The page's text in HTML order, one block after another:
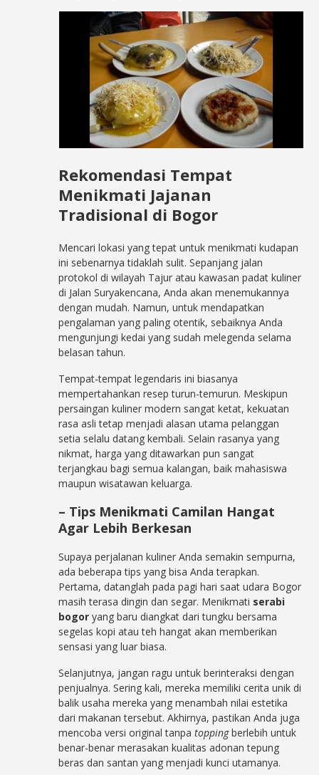
Rekomendasi Tempat
Menikmati Jajanan
Tradisional di Bogor
Mencari lokasi yang tepat untuk menikmati kudapan
ini sebenarnya tidaklah sulit. Sepanjang jalan
protokol di wilayah Tajur atau kawasan padat kuliner
di Jalan Suryakencana, Anda akan menemukannya
dengan mudah. Namun, untuk mendapatkan
pengalaman yang paling otentik, sebaiknya Anda
mengunjungi kedai yang sudah melegenda selama
belasan tahun.
Tempat-tempat legendaris ini biasanya
mempertahankan resep turun-temurun. Meskipun
persaingan kuliner modern sangat ketat, kekuatan
rasa asli tetap menjadi alasan utama pelanggan
setia selalu datang kembali. Selain rasanya yang
nikmat, harga yang ditawarkan pun sangat
terjangkau bagi semua kalangan, baik mahasiswa
maupun wisatawan keluarga.
– Tips Menikmati Camilan Hangat
Agar Lebih Berkesan
Supaya perjalanan kuliner Anda semakin sempurna,
ada beberapa tips yang bisa Anda terapkan.
Pertama, datanglah pada pagi hari saat udara Bogor
masih terasa dingin dan segar. Menikmati serabi
bogor yang baru diangkat dari tungku bersama
segelas kopi atau teh hangat akan memberikan
sensasi yang luar biasa.
Selanjutnya, jangan ragu untuk berinteraksi dengan
penjualnya. Sering kali, mereka memiliki cerita unik di
balik usaha mereka yang menambah nilai estetika
dari makanan tersebut. Akhirnya, pastikan Anda juga
mencoba versi original tanpatoppingberlebih untuk
benar-benar merasakan kualitas adonan tepung
beras dan santan yang menjadi kunci utamanya.